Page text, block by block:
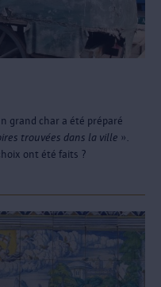
grand char a été préparé
trouvées dans la ville ».
ont été faits ?